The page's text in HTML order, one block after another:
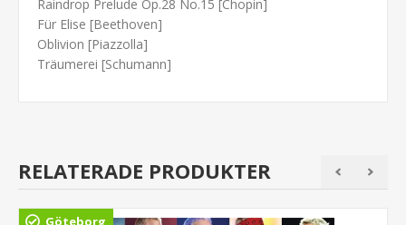
Raindrop Prelude Op.28 No.15 [Chopin]
Für Elise [Beethoven]
Oblivion [Piazzolla]
Träumerei [Schumann]
RELATERADE PRODUKTER
Göteborg